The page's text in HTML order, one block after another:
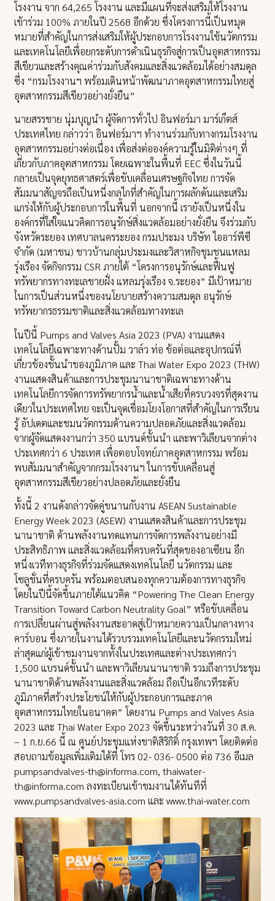
โรงงาน จาก 64,265 โรงงาน และมีแผนที่จะส่งเสริมให้โรงงาน
เข้าร่วม 100% ภายในปี 2568 อีกด้วย ซึ่งโครงการนี้เป็นหมุด
หมายที่สำคัญในการส่งเสริมให้ผู้ประกอบการโรงงานใช้นวัตกรรม
และเทคโนโลยีเพื่อยกระดับการดำเนินธุรกิจสู่การเป็นอุตสาหกรรม
สีเขียวและสร้างคุณค่าร่วมกับสังคมและสิ่งแวดล้อมได้อย่างสมดุล
ซึ่ง “กรมโรงงานฯ พร้อมเดินหน้าพัฒนาภาคอุตสาหกรรมไทยสู่
อุตสาหกรรมสีเขียวอย่างยั่งยืน”
นายสรรชาย นุ่มบุญนำ ผู้จัดการทั่วไป อินฟอร์มา มาร์เก็ตส์
ประเทศไทย กล่าวว่า อินฟอร์มาฯ ทำงานร่วมกับทางกรมโรงงาน
อุตสาหกรรมอย่างต่อเนื่อง เพื่อส่งต่อองค์ความรู้ในมิติต่างๆ ที่
เกี่ยวกับภาคอุตสาหกรรม โดยเฉพาะในพื้นที่ EEC ซึ่งในวันนี้
กลายเป็นจุดยุทธศาสตร์เพื่อขับเคลื่อนเศรษฐกิจไทย การจัด
สัมมนาสัญจรถือเป็นหนึ่งกลไกที่สำคัญในการผลักดันและเสริม
แกร่งให้กับผู้ประกอบการในพื้นที่ นอกจากนี้ เรายังเป็นหนึ่งใน
องค์กรที่ใส่ใจแนวคิดการอนุรักษ์สิ่งแวดล้อมอย่างยั่งยืน จึงร่วมกับ
จังหวัดระยอง เทศบาลนครระยอง กรมประมง บริษัท ไออาร์พีซี
จำกัด (มหาชน) ชาวบ้านกลุ่มประมงและวิสาหกิจชุมชนแหลม
รุ่งเรือง จัดกิจกรรม CSR ภายใต้ “โครงการอนุรักษ์และฟื้นฟู
ทรัพยากรทางทะเลชายฝั่ง แหลมรุ่งเรือง จ.ระยอง” มีเป้าหมาย
ในการเป็นส่วนหนึ่งของนโยบายสร้างความสมดุล อนุรักษ์
ทรัพยากรธรรมชาติและสิ่งแวดล้อมทางทะเล
ในปีนี้ Pumps and Valves Asia 2023 (PVA) งานแสดง
เทคโนโลยีเฉพาะทางด้านปั้ม วาล์ว ท่อ ข้อต่อและอุปกรณ์ที่
เกี่ยวข้องชั้นนำของภูมิภาค และ Thai Water Expo 2023 (THW)
งานแสดงสินค้าและการประชุมนานาชาติเฉพาะทางด้าน
เทคโนโลยีการจัดการทรัพยากรน้ำและน้ำเสียที่ครบวงจรที่สุดงาน
เดียวในประเทศไทย จะเป็นจุดเชื่อมโยงโอกาสที่สำคัญในการเรียน
รู้ อัปเดตและชมนวัตกรรมด้านความปลอดภัยและสิ่งแวดล้อม
จากผู้จัดแสดงงานกว่า 350 แบรนด์ชั้นนำ และพาวิเลียนจากต่าง
ประเทศกว่า 6 ประเทศ เพื่อตอบโจทย์ภาคอุตสาหกรรม พร้อม
พบสัมมนาสำคัญจากกรมโรงงานฯ ในการขับเคลื่อนสู่
อุตสาหกรรมสีเขียวอย่างปลอดภัยและยั่งยืน
ทั้งนี้ 2 งานดังกล่าวจัดคู่ขนานกับงาน ASEAN Sustainable
Energy Week 2023 (ASEW) งานแสดงสินค้าและการประชุม
นานาชาติ ด้านพลังงานทดแทนการจัดการพลังงานอย่างมี
ประสิทธิภาพ และสิ่งแวดล้อมที่ครบครันที่สุดของอาเซียน อีก
หนึ่งเวทีทางธุรกิจที่ร่วมจัดแสดงเทคโนโลยี นวัตกรรม และ
โซลูชั่นที่ครบครัน พร้อมตอบสนองทุกความต้องการทางธุรกิจ
โดยในปีนี้จัดขึ้นภายใต้แนวคิด “Powering The Clean Energy
Transition Toward Carbon Neutrality Goal” หรือขับเคลื่อน
การเปลี่ยนผ่านสู่พลังงานสะอาดสู่เป้าหมายความเป็นกลางทาง
คาร์บอน ซึ่งภายในงานได้รวบรวมเทคโนโลยีและนวัตกรรมใหม่
ล่าสุดแก่ผู้เข้าชมงานจากทั้งในประเทศและต่างประเทศกว่า
1,500 แบรนด์ชั้นนำ และพาวิเลียนนานาชาติ รวมถึงการประชุม
นานาชาติด้านพลังงานและสิ่งแวดล้อม ถือเป็นอีกเวทีระดับ
ภูมิภาคที่สร้างประโยชน์ให้กับผู้ประกอบการและภาค
อุตสาหกรรมไทยในอนาคต” โดยงาน Pumps and Valves Asia
2023 และ Thai Water Expo 2023 จัดขึ้นระหว่างวันที่ 30 ส.ค.
– 1 ก.ย.66 นี้ ณ ศูนย์ประชุมแห่งชาติสิริกิติ์ กรุงเทพฯ โดยติดต่อ
สอบถามข้อมูลเพิ่มเติมได้ที่ โทร 02- 036- 0500 ต่อ 736 อีเมล
pumpsandvalves-th@informa.com, thaiwater-
th@informa.com ลงทะเบียนเข้าชมงานได้ทันทีที่
www.pumpsandvalves-asia.com และ www.thai-water.com